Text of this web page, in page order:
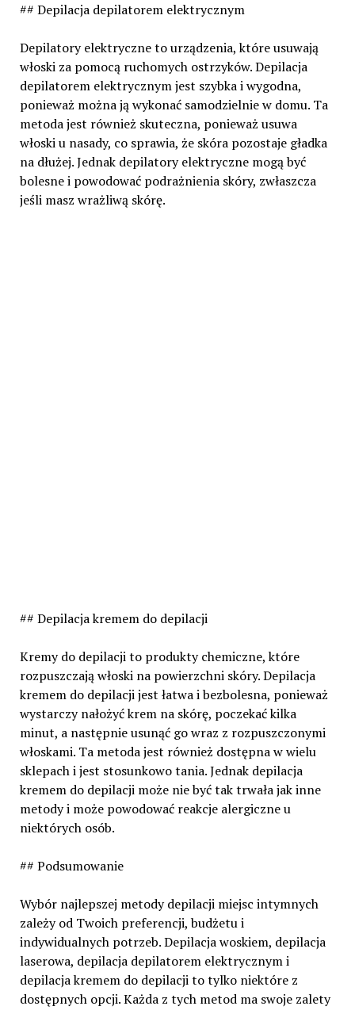
## Depilacja depilatorem elektrycznym
Depilatory elektryczne to urządzenia, które usuwają
włoski za pomocą ruchomych ostrzyków. Depilacja
depilatorem elektrycznym jest szybka i wygodna,
ponieważ można ją wykonać samodzielnie w domu. Ta
metoda jest również skuteczna, ponieważ usuwa
włoski u nasady, co sprawia, że skóra pozostaje gładka
na dłużej. Jednak depilatory elektryczne mogą być
bolesne i powodować podrażnienia skóry, zwłaszcza
jeśli masz wrażliwą skórę.
## Depilacja kremem do depilacji
Kremy do depilacji to produkty chemiczne, które
rozpuszczają włoski na powierzchni skóry. Depilacja
kremem do depilacji jest łatwa i bezbolesna, ponieważ
wystarczy nałożyć krem na skórę, poczekać kilka
minut, a następnie usunąć go wraz z rozpuszczonymi
włoskami. Ta metoda jest również dostępna w wielu
sklepach i jest stosunkowo tania. Jednak depilacja
kremem do depilacji może nie być tak trwała jak inne
metody i może powodować reakcje alergiczne u
niektórych osób.
## Podsumowanie
Wybór najlepszej metody depilacji miejsc intymnych
zależy od Twoich preferencji, budżetu i
indywidualnych potrzeb. Depilacja woskiem, depilacja
laserowa, depilacja depilatorem elektrycznym i
depilacja kremem do depilacji to tylko niektóre z
dostępnych opcji. Każda z tych metod ma swoje zalety